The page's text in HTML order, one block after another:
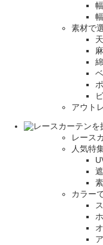
素材で
アウト
レース
人気特
カラー